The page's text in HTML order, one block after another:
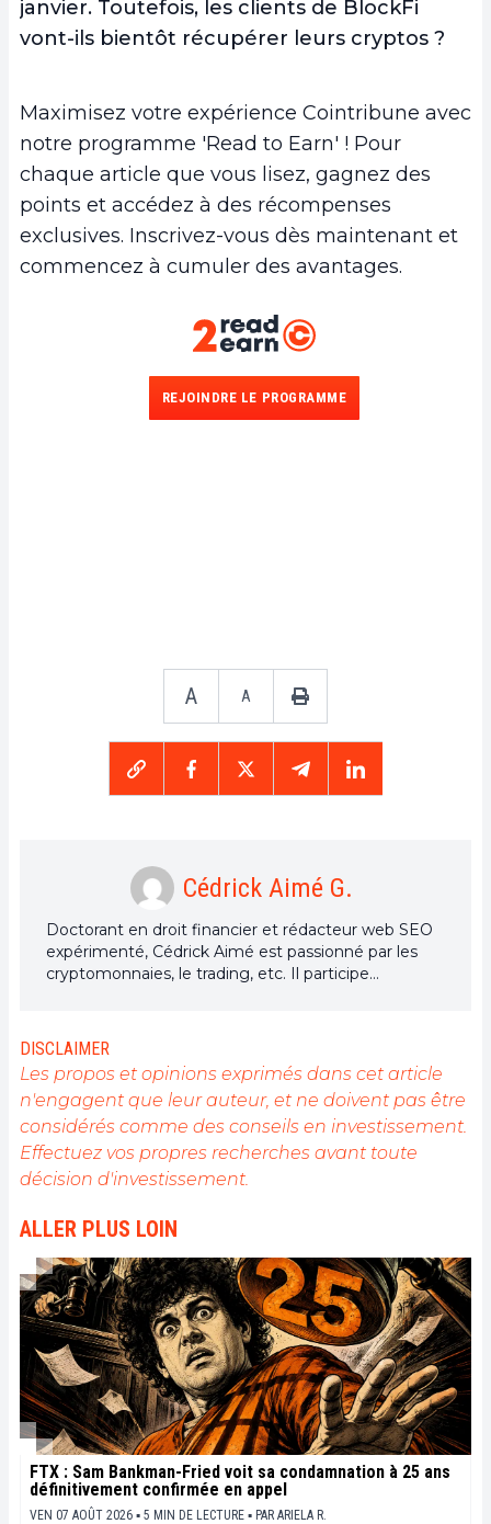
janvier. Toutefois, les clients de BlockFi
vont-ils bientôt récupérer leurs cryptos ?
Maximisez votre expérience Cointribune avec
notre programme 'Read to Earn' ! Pour
chaque article que vous lisez, gagnez des
points et accédez à des récompenses
exclusives. Inscrivez-vous dès maintenant et
commencez à cumuler des avantages.
REJOINDRE LE PROGRAMME
A A
Cédrick Aimé G.
Doctorant en droit financier et rédacteur web SEO
expérimenté, Cédrick Aimé est passionné par les
cryptomonnaies, le trading, etc. Il participe
démocratisation de la DeFi.
DISCLAIMER
Les propos et opinions exprimés dans cet article
n'engagent que leur auteur, et ne doivent pas être
considérés comme des conseils en investissement.
Effectuez vos propres recherches avant toute
décision d'investissement.
ALLER PLUS LOIN
FTX : Sam Bankman-Fried voit sa condamnation à 25 ans
définitivement confirmée en appel
VEN 07 AOÛT 2026 ▪ 5 MIN DE LECTURE ▪ PAR ARIELA R.